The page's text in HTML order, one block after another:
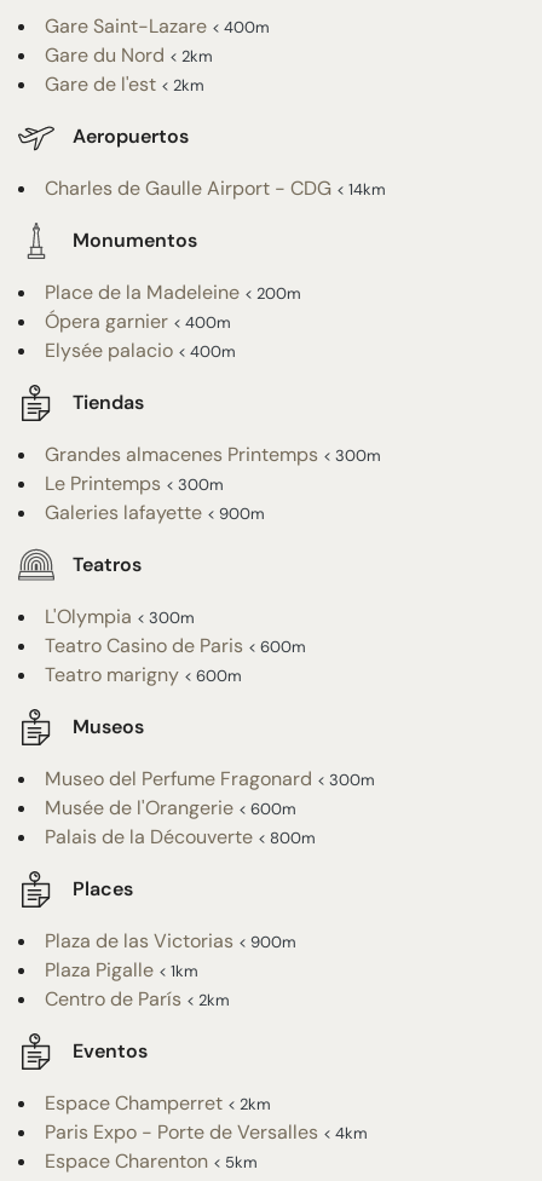
Gare Saint-Lazare < 400m
Gare du Nord < 2km
Gare de l'est < 2km
Aeropuertos
Charles de Gaulle Airport - CDG < 14km
Monumentos
Place de la Madeleine < 200m
Ópera garnier < 400m
Elysée palacio < 400m
Tiendas
Grandes almacenes Printemps < 300m
Le Printemps < 300m
Galeries lafayette < 900m
Teatros
L'Olympia < 300m
Teatro Casino de Paris < 600m
Teatro marigny < 600m
Museos
Museo del Perfume Fragonard < 300m
Musée de l'Orangerie < 600m
Palais de la Découverte < 800m
Places
Plaza de las Victorias < 900m
Plaza Pigalle < 1km
Centro de París < 2km
Eventos
Espace Champerret < 2km
Paris Expo - Porte de Versalles < 4km
Espace Charenton < 5km